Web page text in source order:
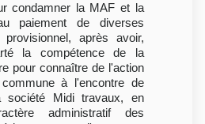
condamner la MAF et la
paiement de diverses
après avoir,
la compétence de la
pour connaître de l'action
à l'encontre de
Midi travaux, en
administratif des